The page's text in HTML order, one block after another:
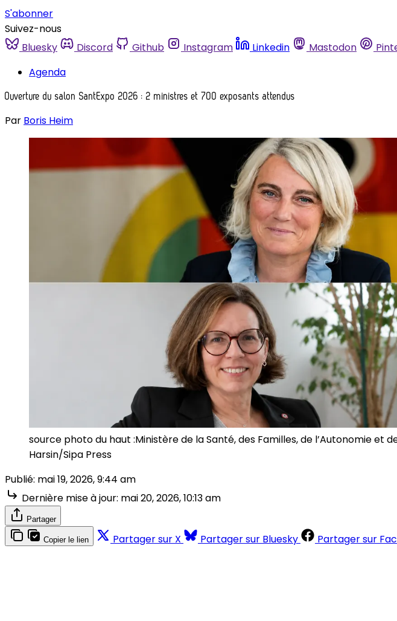
S'abonner
Suivez-nous
Bluesky
Discord Github Instagram Linkedin Mastodon
Agenda
Ouverture du salon SantExpo 2026 : 2 ministres et 700 exposants attendus
Par Boris Heim
source photo du haut :Ministère de la Santé, des Familles, de l’Autonomie et
Harsin/Sipa Press
Publié: mai 19, 2026, 9:44 am
Dernière mise à jour: mai 20, 2026, 10:13 am
Partager
Copier le lien Partager sur X Partager sur Bluesky Partager sur